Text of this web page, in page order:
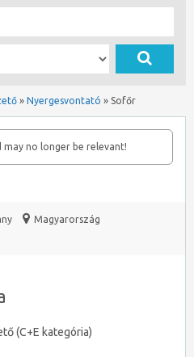
» Nyergesvontató » Sofőr
may no longer be relevant!
Magyarország
(C+E kategória)